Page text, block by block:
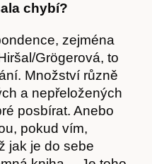
chybí?
zejména
Grögerová, to
Množství různě
a nepřeložených
posbírat. Anebo
pokud vím,
jak je do sebe